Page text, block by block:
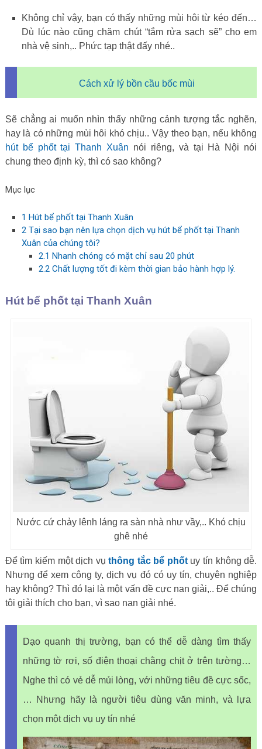
Không chỉ vậy, bạn có thấy những mùi hôi từ kéo đến…
Dù lúc nào cũng chăm chút “tắm rửa sạch sẽ” cho em
nhà vệ sinh,.. Phức tạp thật đấy nhé..
Cách xử lý bồn cầu bốc mùi
Sẽ chẳng ai muốn nhìn thấy những cảnh tượng tắc nghẽn,
hay là có những mùi hôi khó chịu.. Vậy theo bạn, nếu không
hút bể phốt tại Thanh Xuân nói riêng, và tại Hà Nội nói
chung theo định kỳ, thì có sao không?
Mục lục
1 Hút bể phốt tại Thanh Xuân
2 Tại sao bạn nên lựa chọn dịch vụ hút bể phốt tại Thanh
Xuân của chúng tôi?
2.1 Nhanh chóng có mặt chỉ sau 20 phút
2.2Chất lượng tốt đi kèm thời gian bảo hành hợp lý.
Hút bể phốt tại Thanh Xuân
Nước cứ chảy lênh láng ra sàn nhà như vầy,.. Khó chịu
ghê nhé
Để tìm kiếm một dịch vụthông tắc bể phốtuy tín không dễ.
Nhưng để xem công ty, dịch vụ đó có uy tín, chuyên nghiệp
hay không? Thì đó lại là một vấn đề cực nan giải,.. Để chúng
tôi giải thích cho bạn, vì sao nan giải nhé.
Dạo quanh thị trường, bạn có thể dễ dàng tìm thấy
những tờ rơi, số điện thoại chằng chịt ở trên tường…
Nghe thì có vẻ dễ mủi lòng, với những tiêu đề cực sốc,
… Nhưng hãy là người tiêu dùng văn minh, và lựa
chọn một dịch vụ uy tín nhé